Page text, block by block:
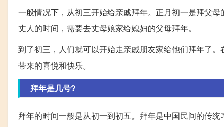
一般情况下，从初三开始给亲戚拜年。正月初一是拜父
丈人的时间，需要去丈母娘家给媳妇的父母拜年。
到了初三，人们就可以开始走亲戚朋友家给他们拜年了
带来的喜悦和快乐。
拜年是几号?
拜年的时间一般是从初一到初五。拜年是中国民间的传